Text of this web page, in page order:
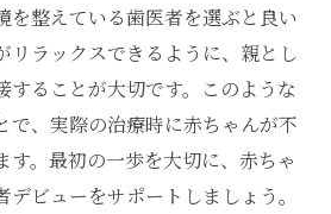
を整えている歯医者を選ぶと良い
リラックスできるように、親とし
することが大切です。このような
で、実際の治療時に赤ちゃんが不
す。最初の一歩を大切に、赤ちゃ
ビューをサポートしましょう。